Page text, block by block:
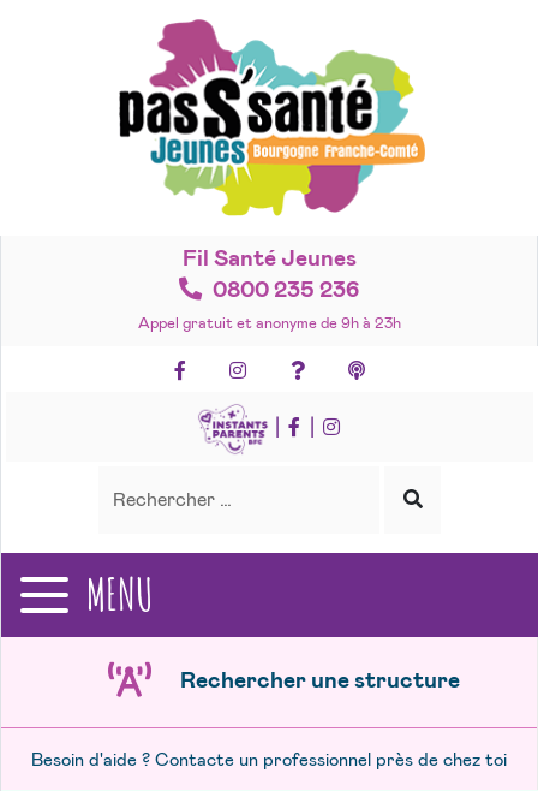
Fil Santé Jeunes
0800 235 236
Appel gratuit et anonyme de 9h à 23h
FacebookInstagramFoire aux questions
Lancer
recherche
MENU
Rechercher une structure
Besoin d'aide ? Contacte un professionnel près de chez toi